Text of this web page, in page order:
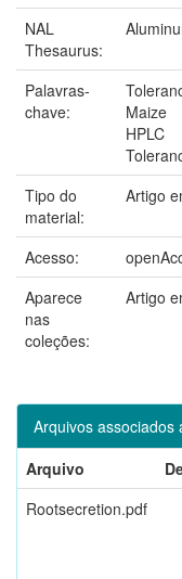
NAL
Thesaurus:
Palavras-
chave:
Maize
HPLC
Tipo do
material:
Artigo
Acesso:
Aparece
nas
coleções:
Artigo
Arquivos associados
Arquivo
Rootsecretion.pdf